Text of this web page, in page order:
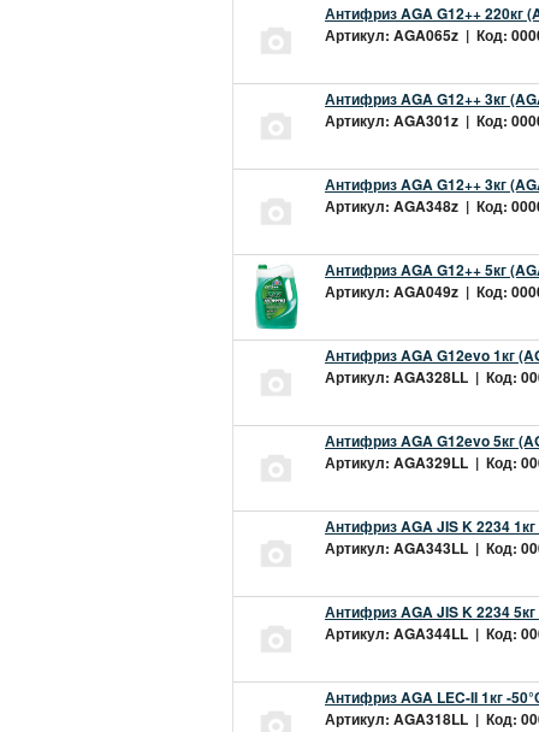
Антифриз AGA G12++ 220кг
Артикул: AGA065z | Код:
Антифриз AGA G12++ 3кг
Артикул: AGA301z | Код:
Антифриз AGA G12++ 3кг
Артикул: AGA348z | Код:
Антифриз AGA G12++ 5кг
Артикул: AGA049z | Код:
Антифриз AGA G12evo 1кг
Артикул: AGA328LL | Код:
Антифриз AGA G12evo 5кг
Артикул: AGA329LL | Код:
Антифриз AGA JIS K 2234
Артикул: AGA343LL | Код:
Антифриз AGA JIS K 2234
Артикул: AGA344LL | Код:
Антифриз AGA LEC-II 1кг -
Артикул: AGA318LL | Код: